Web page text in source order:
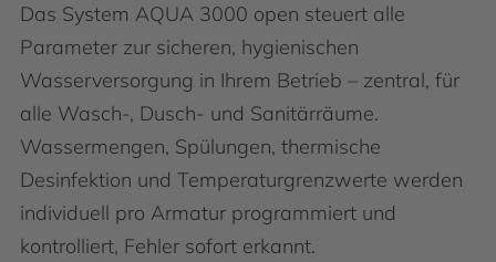
Das System AQUA 3000 open steuert alle
Parameter zur sicheren, hygienischen
Wasserversorgung in Ihrem Betrieb – zentral, für
alle Wasch-, Dusch- und Sanitärräume.
Wassermengen, Spülungen, thermische
Desinfektion und Temperaturgrenzwerte werden
individuell pro Armatur programmiert und
kontrolliert, Fehler sofort erkannt.